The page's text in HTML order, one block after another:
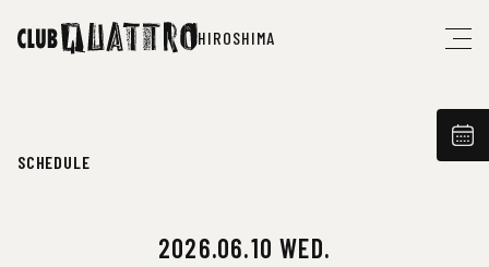
HIROSHIMA
SCHEDULE
2026.06.10 WED.